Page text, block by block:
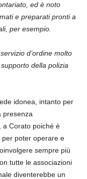
ed è noto
e preparati pronti a
per esempio.
d’ordine molto
della polizia
idonea, intanto per
presenza
a Corato poiché è
per poter operare e
sempre più
tutte le associazioni
diventerebbe un